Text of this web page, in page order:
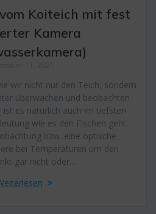
Koiteich mit fest
Kamera
wir nicht nur den Teich, sondern
überwachen und beobachten
ist es natürlich auch im tiefsten
wie es den Fischen geht.
bzw. eine optische
bei Temperaturen um den
gar nicht oder…